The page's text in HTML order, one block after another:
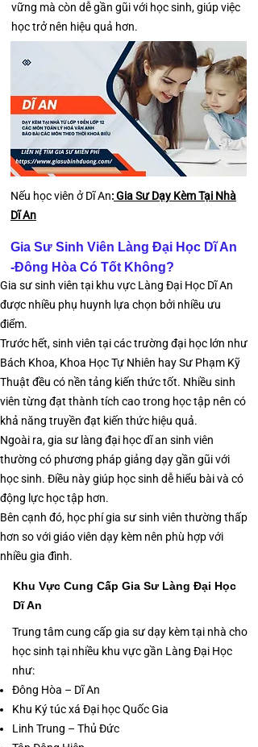
vững mà còn dễ gần gũi với học sinh, giúp việc
học trở nên hiệu quả hơn.
​Nếu học viên ở Dĩ An:Gia Sư Dạy Kèm Tại Nhà
Dĩ An
Gia Sư Sinh Viên Làng Đại Học Dĩ An
-Đông Hòa Có Tốt Không?
Gia sư sinh viên tại khu vực Làng Đại Học Dĩ An
được nhiều phụ huynh lựa chọn bởi nhiều ưu
điểm.
Trước hết, sinh viên tại các trường đại học lớn như
Bách Khoa, Khoa Học Tự Nhiên hay Sư Phạm Kỹ
Thuật đều có nền tảng kiến thức tốt. Nhiều sinh
viên từng đạt thành tích cao trong học tập nên có
khả năng truyền đạt kiến thức hiệu quả.
Ngoài ra, gia sư làng đại học dĩ an sinh viên
thường có phương pháp giảng dạy gần gũi với
học sinh. Điều này giúp học sinh dễ hiểu bài và có
động lực học tập hơn.
Bên cạnh đó, học phí gia sư sinh viên thường thấp
hơn so với giáo viên dạy kèm nên phù hợp với
nhiều gia đình.
Khu Vực Cung Cấp Gia Sư Làng Đại Học
Dĩ An
Trung tâm cung cấp gia sư dạy kèm tại nhà cho
học sinh tại nhiều khu vực gần Làng Đại Học
như:
Đông Hòa – Dĩ An
Khu Ký túc xá Đại học Quốc Gia
Linh Trung – Thủ Đức